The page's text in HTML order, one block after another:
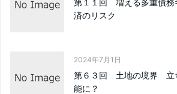
第１１回 増える多重債
済のリスク
2024年7月1日
第６３回 土地の境界 立
能に？